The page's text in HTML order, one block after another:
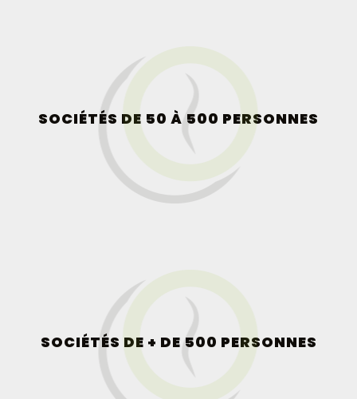
SOCIÉTÉS DE 50 À 500 PERSONNES
SOCIÉTÉS DE + DE 500 PERSONNES